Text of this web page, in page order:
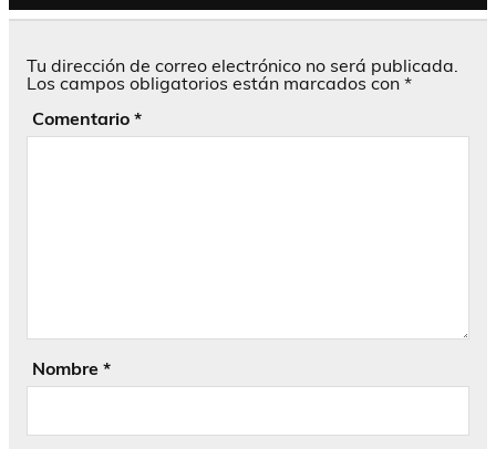
Tu dirección de correo electrónico no será publicada.
Los campos obligatorios están marcados con *
Comentario *
Nombre *